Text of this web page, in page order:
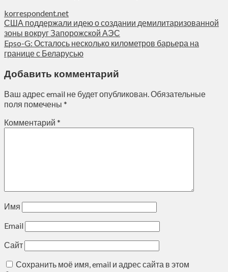
korrespondent.net
США поддержали идею о создании демилитаризованной
зоны вокруг Запорожской АЭС
Epso-G: Осталось несколько километров барьера на
границе с Беларусью
Добавить комментарий
Ваш адрес email не будет опубликован.Обязательные
поля помечены *
Комментарий *
Имя
Email
Сайт
Сохранить моё имя, email и адрес сайта в этом